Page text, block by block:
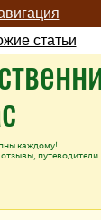
статьи
каждому!
путеводители